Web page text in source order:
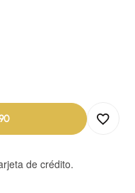
de crédito.